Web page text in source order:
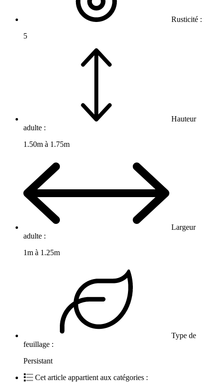
Rusticité :
5
Hauteur
adulte :
1.50m à 1.75m
Largeur
adulte :
1m à 1.25m
Type de
feuillage :
Persistant
Cet article appartient aux catégories :